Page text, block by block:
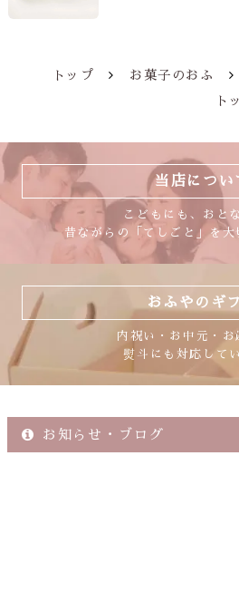
トップ お菓子のおふ
ト
当店につい
こどもにも、おと
昔ながらの「てしごと」を大
おふやのギ
内祝い・お中元・お
熨斗にも対応して
お知らせ・ブログ